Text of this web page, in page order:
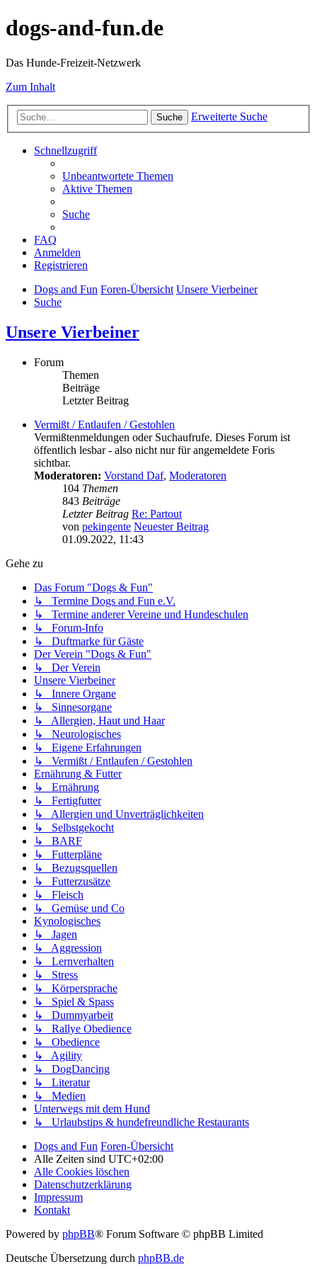
dogs-and-fun.de
Das Hunde-Freizeit-Netzwerk
Zum Inhalt
Suche Erweiterte Suche
Schnellzugriff
Unbeantwortete Themen
Aktive Themen
Suche
FAQ
Anmelden
Registrieren
Dogs and Fun Foren-Übersicht Unsere Vierbeiner
Suche
Unsere Vierbeiner
Forum
Themen
Beiträge
Letzter Beitrag
Vermißt / Entlaufen / Gestohlen
Vermißtenmeldungen oder Suchaufrufe. Dieses Forum ist
öffentlich lesbar - also nicht nur für angemeldete Foris
sichtbar.
Moderatoren: Vorstand Daf, Moderatoren
104 Themen
843 Beiträge
Letzter Beitrag Re: Partout
von pekingente Neuester Beitrag
01.09.2022, 11:43
Gehe zu
Das Forum "Dogs & Fun"
↳ Termine Dogs and Fun e.V.
↳ Termine anderer Vereine und Hundeschulen
↳ Forum-Info
↳ Duftmarke für Gäste
Der Verein "Dogs & Fun"
↳ Der Verein
Unsere Vierbeiner
↳ Innere Organe
↳ Sinnesorgane
↳ Allergien, Haut und Haar
↳ Neurologisches
↳ Eigene Erfahrungen
↳ Vermißt / Entlaufen / Gestohlen
Ernährung & Futter
↳ Ernährung
↳ Fertigfutter
↳ Allergien und Unverträglichkeiten
↳ Selbstgekocht
↳ BARF
↳ Futterpläne
↳ Bezugsquellen
↳ Futterzusätze
↳ Fleisch
↳ Gemüse und Co
Kynologisches
↳ Jagen
↳ Aggression
↳ Lernverhalten
↳ Stress
↳ Körpersprache
↳ Spiel & Spass
↳ Dummyarbeit
↳ Rallye Obedience
↳ Obedience
↳ Agility
↳ DogDancing
↳ Literatur
↳ Medien
Unterwegs mit dem Hund
↳ Urlaubstips & hundefreundliche Restaurants
Dogs and Fun Foren-Übersicht
Alle Zeiten sind UTC+02:00
Alle Cookies löschen
Datenschutzerklärung
Impressum
Kontakt
Powered by phpBB® Forum Software © phpBB Limited
Deutsche Übersetzung durch phpBB.de